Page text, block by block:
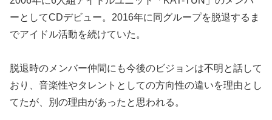
ーとしてCDデビュー。2016年に同グループを脱退するま
でアイドル活動を続けていた。
脱退時のメンバー仲間にも今後のビジョンは不明と話して
おり、音楽性やタレントとしての方向性の違いを理由とし
てたが、別の理由があったと思われる。